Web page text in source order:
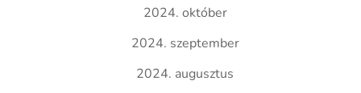
2024. október
2024. szeptember
2024. augusztus